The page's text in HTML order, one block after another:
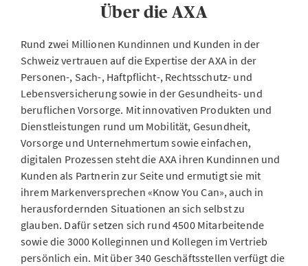
Über die AXA
Rund zwei Millionen Kundinnen und Kunden in der
Schweiz vertrauen auf die Expertise der AXA in der
Personen-, Sach-, Haftpflicht-, Rechtsschutz- und
Lebensversicherung sowie in der Gesundheits- und
beruflichen Vorsorge. Mit innovativen Produkten und
Dienstleistungen rund um Mobilität, Gesundheit,
Vorsorge und Unternehmertum sowie einfachen,
digitalen Prozessen steht die AXA ihren Kundinnen und
Kunden als Partnerin zur Seite und ermutigt sie mit
ihrem Markenversprechen «Know You Can», auch in
herausfordernden Situationen an sich selbst zu
glauben. Dafür setzen sich rund 4500 Mitarbeitende
sowie die 3000 Kolleginnen und Kollegen im Vertrieb
persönlich ein. Mit über 340 Geschäftsstellen verfügt die